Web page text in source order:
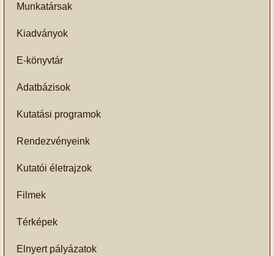
Munkatársak
Kiadványok
E-könyvtár
Adatbázisok
Kutatási programok
Rendezvényeink
Kutatói életrajzok
Filmek
Térképek
Elnyert pályázatok